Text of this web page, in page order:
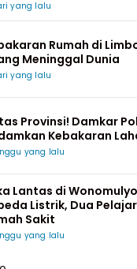
yang lalu
Rumah di
Meninggal Dunia
yang lalu
Provinsi! Damkar
Kebakaran
yang lalu
Lantas di
Listrik, Dua
Sakit
yang lalu